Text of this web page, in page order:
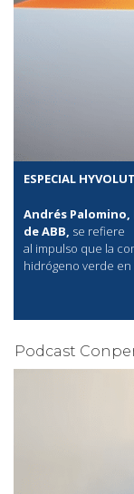
ESPECIAL
Andrés
de ABB, se refiere
al impulso que la
hidrógeno verde en
Podcast